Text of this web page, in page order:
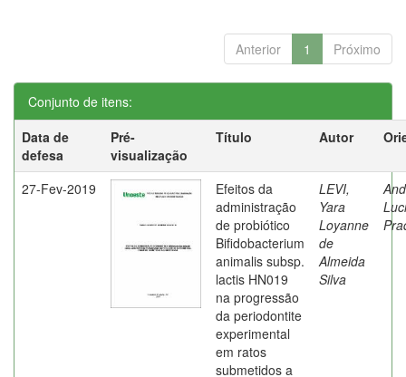
Anterior 1 Próximo
Conjunto de itens:
Data de
defesa
Pré-
visualização
Título Autor
27-Fev-2019
Efeitos da
administração
de probiótico
Bifidobacterium
animalis subsp.
lactis HN019
na progressão
da periodontite
experimental
em ratos
submetidos a
LEVI,
Yara
Loyanne
de
Almeida
Silva